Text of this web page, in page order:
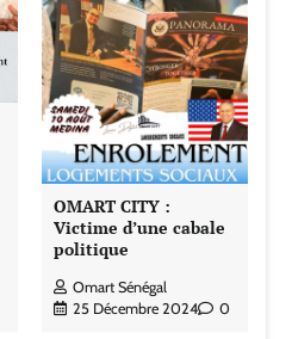
OMART CITY :
Victime d’une cabale
politique
Omart Sénégal
25 Décembre 2024
0